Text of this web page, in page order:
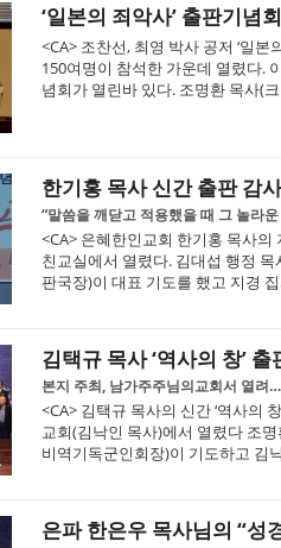
‘일본의 죄악사’ 출판기념
<CA> 조찬선, 최영 박사 공저 ‘일
150여명이 참석한 가운데 열렸다.
념회가 열린바 있다. 조명환 목사(
한기홍 목사 신간 출판 감
“말씀을 깨닫고 적용했을 때 그 놀라
<CA> 은혜한인교회 한기홍 목사의
친교실에서 열렸다. 김대섭 행정
판국장)이 대표 기도를 했고 지경
김택규 목사 ‘역사의 창’
본지 주최, 남가주주님의교회서 열려
<CA> 김택규 목사의 신간 ‘역사의
교회(김낙인 목사)에서 열렸다 조
비역기독군인회장)이 기도하고 김
은파 한은우 목사님의 “성